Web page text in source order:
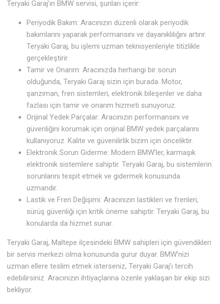
Teryaki Garaj’ın BMW servisi, şunları içerir:
Periyodik Bakım: Aracınızın düzenli olarak periyodik
bakımlarını yaparak performansını ve dayanıklılığını artırır.
Teryaki Garaj, bu işlemi uzman teknisyenleriyle titizlikle
gerçekleştirir.
Tamir ve Onarım: Aracınızda herhangi bir sorun
olduğunda, Teryaki Garaj sizin için burada. Motor,
şanzıman, fren sistemleri, elektronik bileşenler ve daha
fazlası için tamir ve onarım hizmeti sunuyoruz.
Orijinal Yedek Parçalar: Aracınızın performansını ve
güvenliğini korumak için orijinal BMW yedek parçalarını
kullanıyoruz. Kalite ve güvenilirlik bizim için önceliktir.
Elektronik Sorun Giderme: Modern BMW’ler, karmaşık
elektronik sistemlere sahiptir. Teryaki Garaj, bu sistemlerin
sorunlarını tespit etmek ve gidermek konusunda
uzmandır.
Lastik ve Fren Değişimi: Aracınızın lastikleri ve frenleri,
sürüş güvenliği için kritik öneme sahiptir. Teryaki Garaj, bu
konularda da hizmet sunar.
Teryaki Garaj, Maltepe ilçesindeki BMW sahipleri için güvendikleri
bir servis merkezi olma konusunda gurur duyar. BMW’nizi
uzman ellere teslim etmek isterseniz, Teryaki Garaj’ı tercih
edebilirsiniz. Aracınızın ihtiyaçlarına özenle yaklaşan bir ekip sizi
bekliyor.